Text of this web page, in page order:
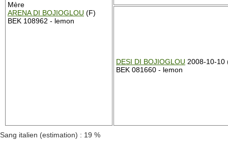
Mère
ARENA DI BOJIOGLOU (F)
BEK 108962 - lemon
DESI DI BOJIOGLOU 2008-10-10
BEK 081660 - lemon
Sang italien (estimation) : 19 %